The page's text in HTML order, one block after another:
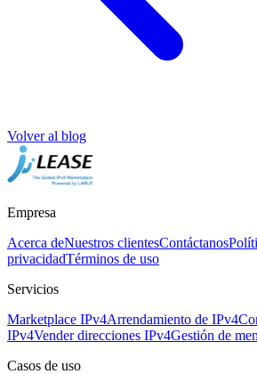
Volver al blog
Empresa
Acerca deNuestros clientesContáctanos
privacidadTérminos de uso
Servicios
Marketplace IPv4Arrendamiento de IPv4
IPv4Vender direcciones IPv4Gestión de
Casos de uso